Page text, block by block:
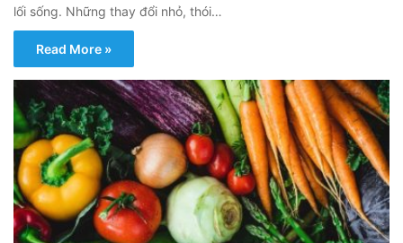
lối sống. Những thay đổi nhỏ, thói…
Read More »